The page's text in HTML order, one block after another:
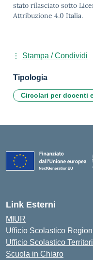
stato rilasciato sotto
Attribuzione 4.0 Italia.
Stampa / Condividi
Tipologia
Circolari per docenti
Link Esterni
MIUR
Ufficio Scolastico
Ufficio Scolastico
Scuola in Chiaro